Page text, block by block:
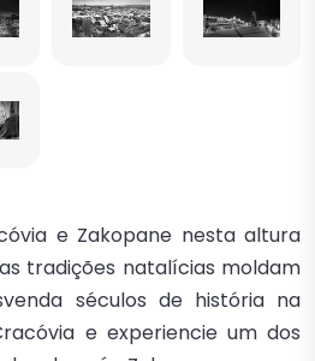
e Zakopane nesta altura
tradições natalícias moldam
séculos de história na
e experiencie um dos